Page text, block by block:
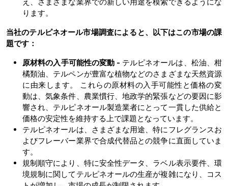
ります。
当社のテルピネオール市場調査によると、以下はこの市場の課
題です：
原材料の入手可能性の変動 - テルピネオールは、松油、柑
橘類油、テルペンが豊富な植物などのさまざまな天然資源
に由来します。 これらの原材料の入手可能性と価格の変
動は、気象条件、農業慣行、地政学的緊張などの要因に影
響され、テルピネオール製造業者にとって一貫した供給と
価格の安定性を維持する上で課題となっています。
テルピネオールは、さまざまな用途、特にフレグランスお
よびフレーバー業界で合成代替品との競争に直面していま
す。
規制順守により、特に安全性データ、ラベル表示要件、環
境規制に関してテルピネオールの生産が複雑になり、コス